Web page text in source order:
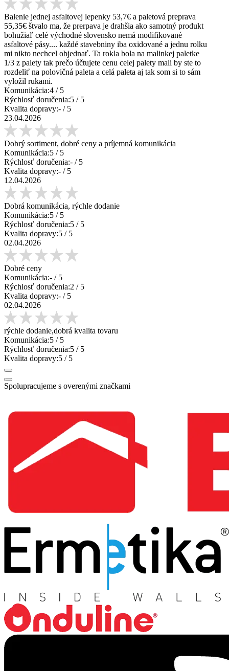
Balenie jednej asfaltovej lepenky 53,7€ a paletová preprava
55,35€ štvalo ma, že prerpava je drahšia ako samotný produkt
bohužiaľ celé východné slovensko nemá modifikované
asfaltové pásy.... každé stavebniny iba oxidované a jednu rolku
mi nikto nechcel objednať. Ta rokla bola na malinkej paletke
1/3 z palety tak prečo účtujete cenu celej palety mali by ste to
rozdeliť na polovičná paleta a celá paleta aj tak som si to sám
vyložil rukami.
Komunikácia:4 / 5
Rýchlosť doručenia:5 / 5
Kvalita dopravy:- / 5
23.04.2026
Dobrý sortiment, dobré ceny a príjemná komunikácia
Komunikácia:5 / 5
Rýchlosť doručenia:- / 5
Kvalita dopravy:- / 5
12.04.2026
Dobrá komunikácia, rýchle dodanie
Komunikácia:5 / 5
Rýchlosť doručenia:5 / 5
Kvalita dopravy:5 / 5
02.04.2026
Dobré ceny
Komunikácia:- / 5
Rýchlosť doručenia:2 / 5
Kvalita dopravy:- / 5
02.04.2026
rýchle dodanie,dobrá kvalita tovaru
Komunikácia:5 / 5
Rýchlosť doručenia:5 / 5
Kvalita dopravy:5 / 5
Spolupracujeme s overenými značkami